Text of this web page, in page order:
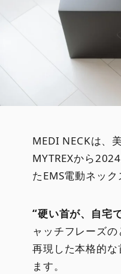
MEDI NECKは、
MYTREXから
たEMS電動ネック
“硬い首が、自宅
ャッチフレーズ
再現した本格的
ます。